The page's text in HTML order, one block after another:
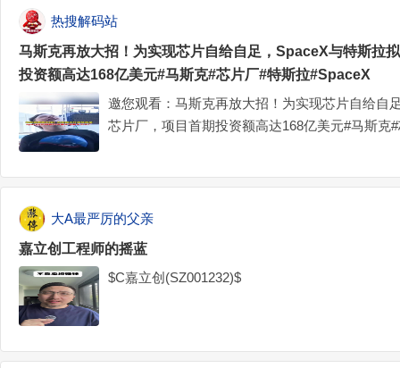
热搜解码站
马斯克再放大招！为实现芯片自给自足，SpaceX与特斯拉
投资额高达168亿美元#马斯克#芯片厂#特斯拉#SpaceX
邀您观看：马斯克再放大招！为实现芯片自给自
芯片厂，项目首期投资额高达168亿美元#马斯克
大A最严厉的父亲
嘉立创工程师的摇蓝
$C嘉立创(SZ001232)$